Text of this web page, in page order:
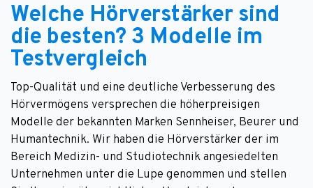
Welche Hörverstärker sind
die besten? 3 Modelle im
Testvergleich
Top-Qualität und eine deutliche Verbesserung des
Hörvermögens versprechen die höherpreisigen
Modelle der bekannten Marken Sennheiser, Beurer und
Humantechnik. Wir haben die Hörverstärker der im
Bereich Medizin- und Studiotechnik angesiedelten
Unternehmen unter die Lupe genommen und stellen